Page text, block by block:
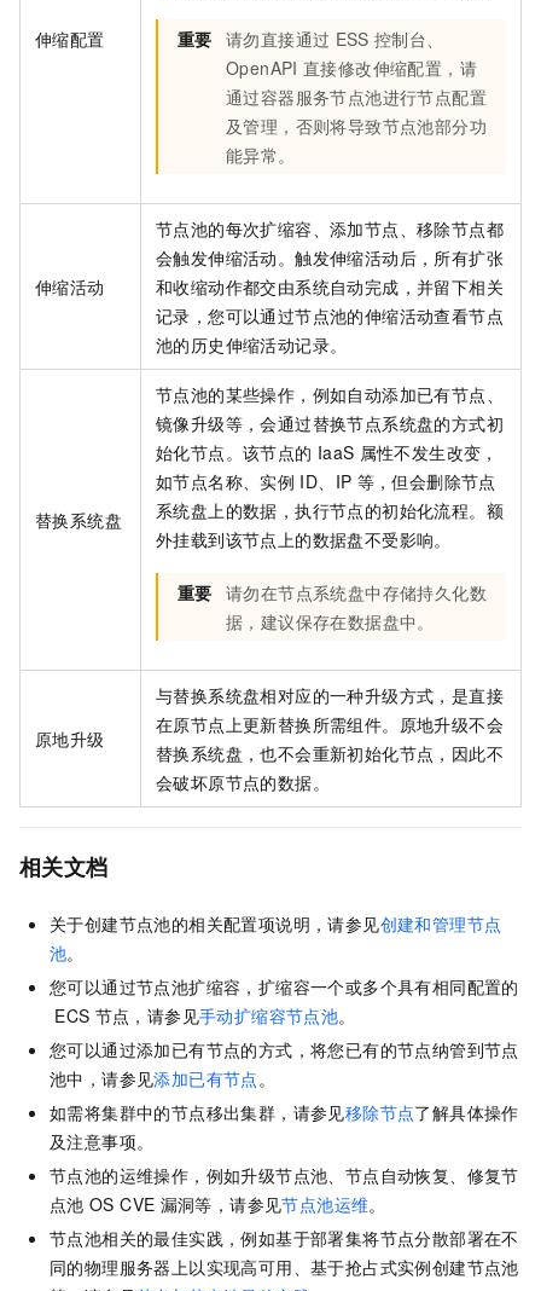
伸缩配置 重要 请勿直接通过 ESS 控制台、
OpenAPI 直接修改伸缩配置，请
通过容器服务节点池进行节点配置
及管理，否则将导致节点池部分功
能异常。
伸缩活动
节点池的每次扩缩容、添加节点、移除节点都
会触发伸缩活动。触发伸缩活动后，所有扩张
和收缩动作都交由系统自动完成，并留下相关
记录，您可以通过节点池的伸缩活动查看节点
池的历史伸缩活动记录。
替换系统盘
节点池的某些操作，例如自动添加已有节点、
镜像升级等，会通过替换节点系统盘的方式初
始化节点。该节点的 IaaS 属性不发生改变，
如节点名称、实例 ID、IP 等，但会删除节点
系统盘上的数据，执行节点的初始化流程。额
外挂载到该节点上的数据盘不受影响。
重要 请勿在节点系统盘中存储持久化数
据，建议保存在数据盘中。
原地升级
与替换系统盘相对应的一种升级方式，是直接
在原节点上更新替换所需组件。原地升级不会
替换系统盘，也不会重新初始化节点，因此不
会破坏原节点的数据。
相关文档
关于创建节点池的相关配置项说明，请参见创建和管理节点
池。
您可以通过节点池扩缩容，扩缩容一个或多个具有相同配置的
ECS 节点，请参见手动扩缩容节点池。
您可以通过添加已有节点的方式，将您已有的节点纳管到节点
池中，请参见添加已有节点 。
如需将集群中的节点移出集群，请参见移除节点了解具体操作
及注意事项。
节点池的运维操作，例如升级节点池、节点自动恢复、修复节
点池 OS CVE 漏洞等，请参见节点池运维。
节点池相关的最佳实践，例如基于部署集将节点分散部署在不
同的物理服务器上以实现高可用、基于抢占式实例创建节点池